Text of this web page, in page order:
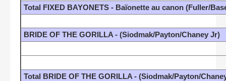
Total FIXED BAYONETS - Baïonette au canon (Fuller/
BRIDE OF THE GORILLA - (Siodmak/Payton/Chaney Jr)
Total BRIDE OF THE GORILLA - (Siodmak/Payton/